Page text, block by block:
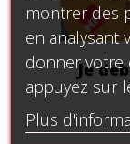
Je
montrer des
en analysant
donner votre
appuyez sur
Plus